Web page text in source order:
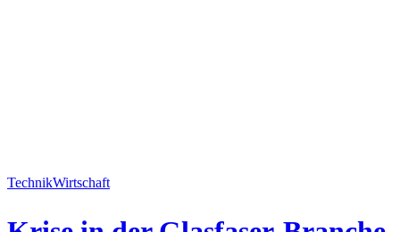
TechnikWirtschaft